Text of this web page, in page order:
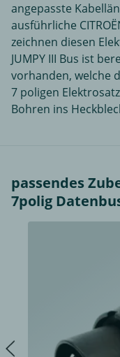
angepasste
ausführliche
zeichnen diesen
JUMPY III Bus ist
vorhanden, welche
7 poligen
Bohren ins
passendes
7polig